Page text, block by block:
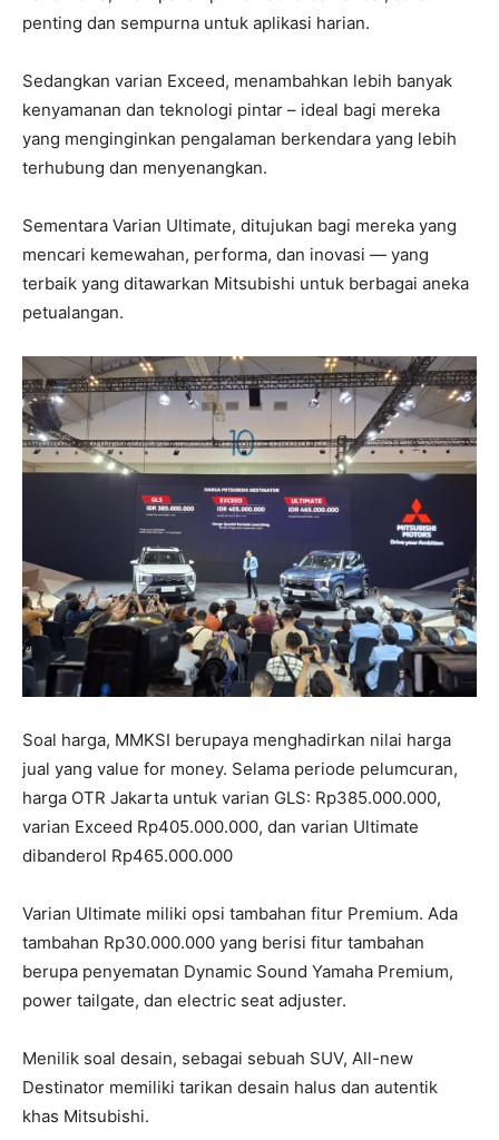
penting dan sempurna untuk aplikasi harian.
Sedangkan varian Exceed, menambahkan lebih banyak
kenyamanan dan teknologi pintar – ideal bagi mereka
yang menginginkan pengalaman berkendara yang lebih
terhubung dan menyenangkan.
Sementara Varian Ultimate, ditujukan bagi mereka yang
mencari kemewahan, performa, dan inovasi — yang
terbaik yang ditawarkan Mitsubishi untuk berbagai aneka
petualangan.
Soal harga, MMKSI berupaya menghadirkan nilai harga
jual yang value for money. Selama periode pelumcuran,
harga OTR Jakarta untuk varian GLS: Rp385.000.000,
varian Exceed Rp405.000.000, dan varian Ultimate
dibanderol Rp465.000.000
Varian Ultimate miliki opsi tambahan fitur Premium. Ada
tambahan Rp30.000.000 yang berisi fitur tambahan
berupa penyematan Dynamic Sound Yamaha Premium,
power tailgate, dan electric seat adjuster.
Menilik soal desain, sebagai sebuah SUV, All-new
Destinator memiliki tarikan desain halus dan autentik
khas Mitsubishi.